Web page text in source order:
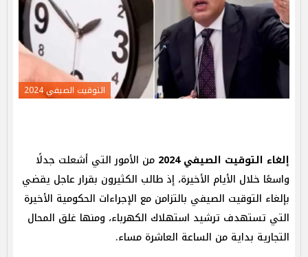
التوقيت الصيفي 2024
إلغاء التوقيت الصيفي 2024
من الأمور التي أشعلت جدلًا
واسعًا خلال الأيام الأخيرة، إذ طالب الكثيرون بقرار عاجل يقضي
بإلغاء التوقيت الصيفي بالتزامن مع الإجراءات الحكومية الأخيرة
التي تستهدف ترشيد استهلاك الكهرباء، ومنها غلق المحال
التجارية بداية من الساعة العاشرة مساء.